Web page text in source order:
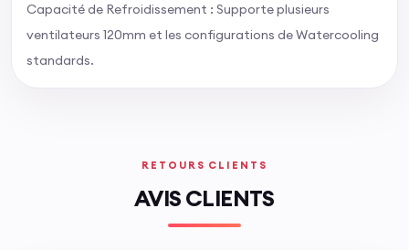
Capacité de Refroidissement : Supporte plusieurs
ventilateurs 120mm et les configurations de Watercooling
standards.
RETOURS CLIENTS
AVIS CLIENTS